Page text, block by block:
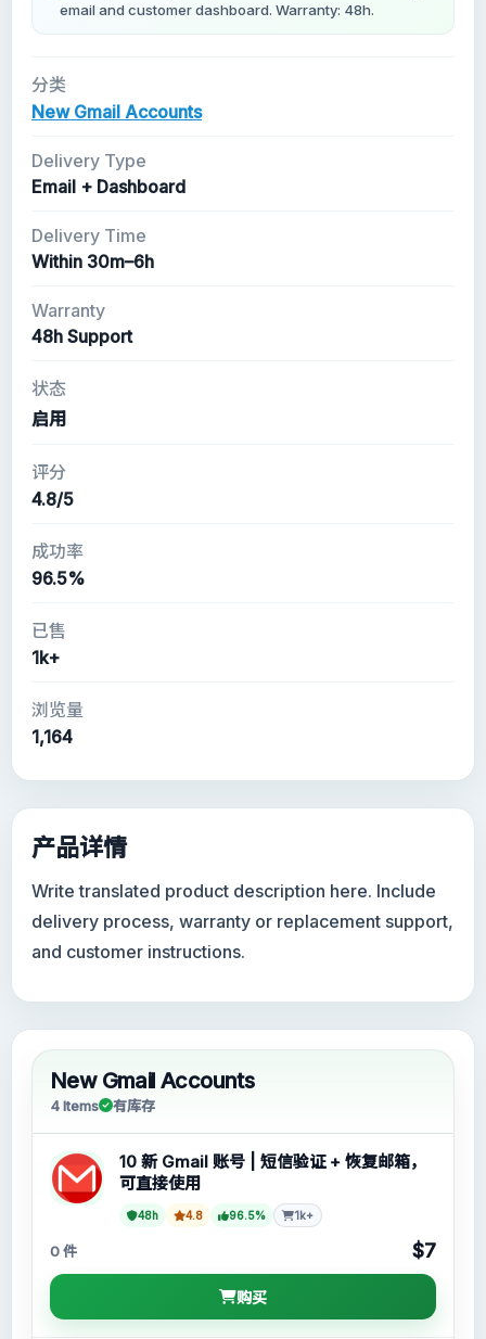
email and customer dashboard. Warranty: 48h.
分类
New Gmail Accounts
Delivery Type
Email + Dashboard
Delivery Time
Within 30m–6h
Warranty
48h Support
状态
启用
评分
4.8/5
成功率
96.5%
已售
1k+
浏览量
1,164
产品详情
Write translated product description here. Include
delivery process, warranty or replacement support,
and customer instructions.
New Gmail Accounts
4 Items 有库存
10 新 Gmail 账号 | 短信验证 + 恢复邮箱，
可直接使用
48h 4.8 96.5% 1k+
0 件 $7
购买